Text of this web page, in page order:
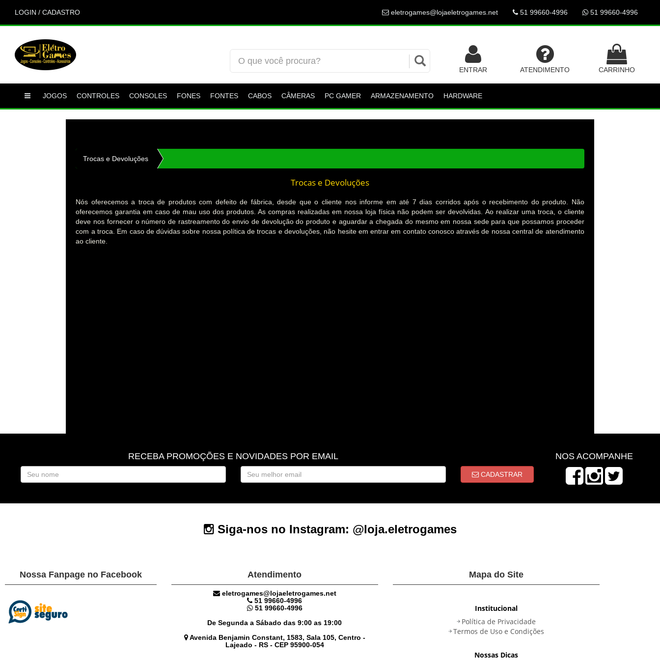
LOGIN / CADASTRO eletrogames@lojaeletrogames.net 51 99660-4996 51 99660-4996
ENTRAR ATENDIMENTO CARRINHO
JOGOS CONTROLES CONSOLES FONES FONTES CABOS CÂMERAS PC GAMER ARMAZENAMENTO HARDWARE
Trocas e Devoluções
Trocas e Devoluções
Nós oferecemos a troca de produtos com defeito de fábrica, desde que o cliente nos informe em até 7 dias corridos após o recebimento do produto. Não
oferecemos garantia em caso de mau uso dos produtos. As compras realizadas em nossa loja física não podem ser devolvidas. Ao realizar uma troca, o cliente
deve nos fornecer o número de rastreamento do envio de devolução do produto e aguardar a chegada do mesmo em nossa sede para que possamos proceder
com a troca. Em caso de dúvidas sobre nossa política de trocas e devoluções, não hesite em entrar em contato conosco através de nossa central de atendimento
ao cliente.
RECEBA PROMOÇÕES E NOVIDADES POR EMAIL
CADASTRAR
NOS ACOMPANHE
Siga-nos no Instagram: @loja.eletrogames
Nossa Fanpage no Facebook Atendimento
eletrogames@lojaeletrogames.net
51 99660-4996
51 99660-4996
De Segunda a Sábado das 9:00 as 19:00
Avenida Benjamin Constant, 1583, Sala 105, Centro -
Lajeado - RS - CEP 95900-054
Mapa do Site
Institucional
Política de Privacidade
Termos de Uso e Condições
Nossas Dicas